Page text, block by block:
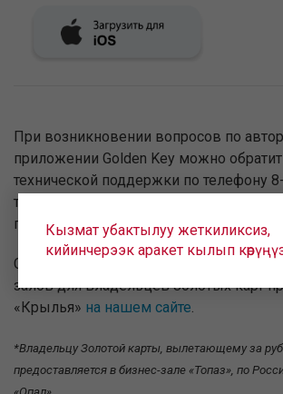
При возникновении вопросов по
приложении Golden Key можно
технической поддержки по телефону
также в консьерж-службу
программы лояльности «Крылья».
С подробной информацией и списком
залов для владельцев Золотых карт
«Крылья» на нашем сайте
*Владельцу Золотой карты, вылетающему за
предоставляется в бизнес-зале «Топаз», по
Кызмат убактылуу жеткиликсиз,
кийинчерээк аракет кылып